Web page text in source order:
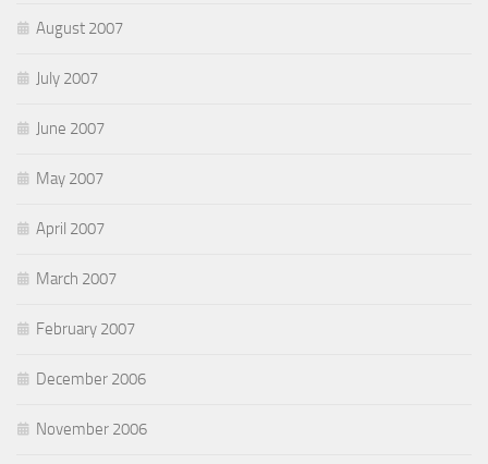
August 2007
July 2007
June 2007
May 2007
April 2007
March 2007
February 2007
December 2006
November 2006